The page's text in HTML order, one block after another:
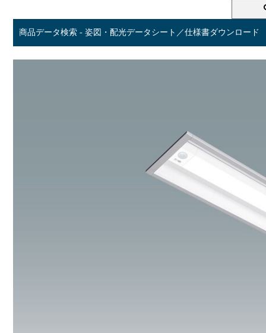
商品データ検索 - 姿図・配光データシート／仕様書ダウンロード